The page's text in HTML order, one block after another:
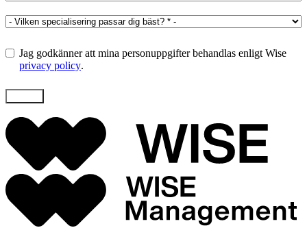
Jag godkänner att mina personuppgifter behandlas enligt Wise
privacy policy.